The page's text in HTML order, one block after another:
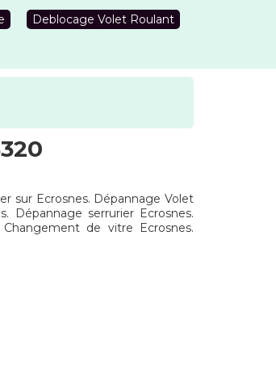
Deblocage Volet Roulant
sur Ecrosnes. Dépannage Volet
Dépannage serrurier Ecrosnes.
de vitre Ecrosnes.